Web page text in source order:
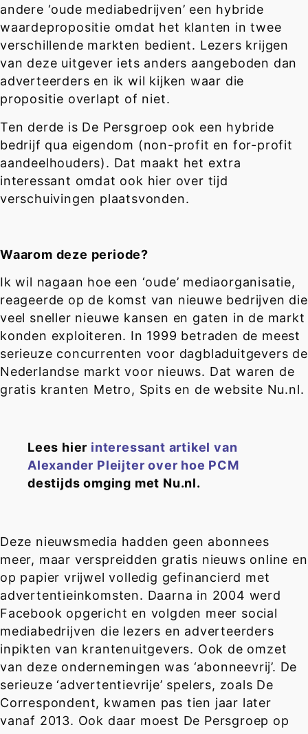
andere ‘oude mediabedrijven’ een hybride
waardepropositie omdat het klanten in twee
verschillende markten bedient. Lezers krijgen
van deze uitgever iets anders aangeboden dan
adverteerders en ik wil kijken waar die
propositie overlapt of niet.
Ten derde is De Persgroep ook een hybride
bedrijf qua eigendom (non-profit en for-profit
aandeelhouders). Dat maakt het extra
interessant omdat ook hier over tijd
verschuivingen plaatsvonden.
Waarom deze periode?
Ik wil nagaan hoe een ‘oude’ mediaorganisatie,
reageerde op de komst van nieuwe bedrijven die
veel sneller nieuwe kansen en gaten in de markt
konden exploiteren. In 1999 betraden de meest
serieuze concurrenten voor dagbladuitgevers de
Nederlandse markt voor nieuws. Dat waren de
gratis kranten Metro, Spits en de website Nu.nl.
Lees hier interessant artikel van
Alexander Pleijterover hoe PCM
destijds omging met Nu.nl.
Deze nieuwsmedia hadden geen abonnees
meer, maar verspreidden gratis nieuws online en
op papier vrijwel volledig gefinancierd met
advertentieinkomsten. Daarna in 2004 werd
Facebook opgericht en volgden meer social
mediabedrijven die lezers en adverteerders
inpikten van krantenuitgevers. Ook de omzet
van deze ondernemingen was ‘abonneevrij’. De
serieuze ‘advertentievrije’ spelers, zoals De
Correspondent, kwamen pas tien jaar later
vanaf 2013. Ook daar moest De Persgroep op